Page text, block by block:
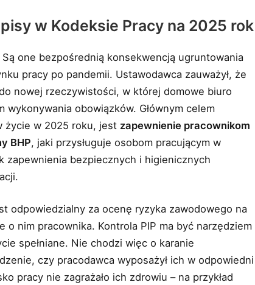
w Kodeksie Pracy na 2025 rok
one bezpośrednią konsekwencją ugruntowania
pracy po pandemii. Ustawodawca zauważył, że
nowej rzeczywistości, w której domowe biuro
wykonywania obowiązków. Głównym celem
życie w 2025 roku, jest zapewnienie pracownikom
BHP, jaki przysługuje osobom pracującym w
zapewnienia bezpiecznych i higienicznych
odpowiedzialny za ocenę ryzyka zawodowego na
nim pracownika. Kontrola PIP ma być narzędziem
spełniane. Nie chodzi więc o karanie
czy pracodawca wyposażył ich w odpowiedni
pracy nie zagrażało ich zdrowiu – na przykład